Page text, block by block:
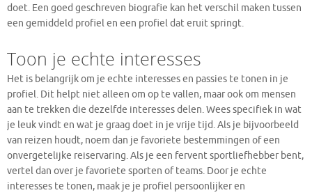
doet. Een goed geschreven biografie kan het verschil maken tussen
een gemiddeld profiel en een profiel dat eruit springt.
Toon je echte interesses
Het is belangrijk om je echte interesses en passies te tonen in je
profiel. Dit helpt niet alleen om op te vallen, maar ook om mensen
aan te trekken die dezelfde interesses delen. Wees specifiek in wat
je leuk vindt en wat je graag doet in je vrije tijd. Als je bijvoorbeeld
van reizen houdt, noem dan je favoriete bestemmingen of een
onvergetelijke reiservaring. Als je een fervent sportliefhebber bent,
vertel dan over je favoriete sporten of teams. Door je echte
interesses te tonen, maak je je profiel persoonlijker en